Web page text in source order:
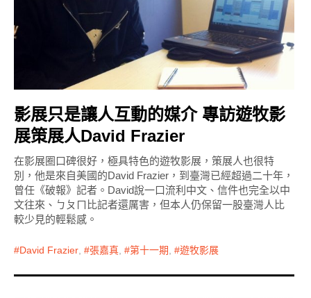
影展只是讓人互動的媒介 專訪遊牧影
展策展人David Frazier
在影展圈口碑很好，極具特色的遊牧影展，策展人也很特
別，他是來自美國的David Frazier，到臺灣已經超過二十年，
曾任《破報》記者。David說一口流利中文、信件也完全以中
文往來、ㄅㄆㄇ比記者還厲害，但本人仍保留一股臺灣人比
較少見的輕鬆感。
David Frazier , 張嘉真 , 第十一期 , 遊牧影展